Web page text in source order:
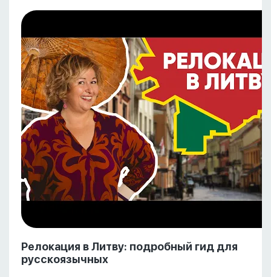
Релокация в Литву: подробный гид для
русскоязычных